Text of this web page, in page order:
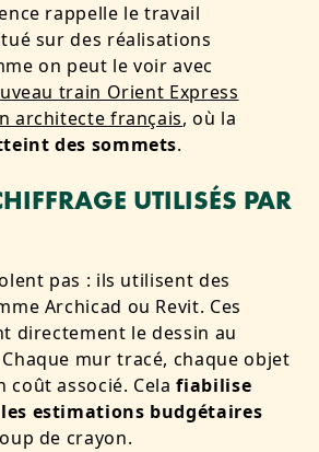
rappelle le travail
sur des réalisations
on peut le voir avec
train Orient Express
architecte français, où la
des sommets.
UTILISÉS PAR
pas : ils utilisent des
Archicad ou Revit. Ces
directement le dessin au
mur tracé, chaque objet
coût associé. Celafiabilise
estimations budgétaires
de crayon.